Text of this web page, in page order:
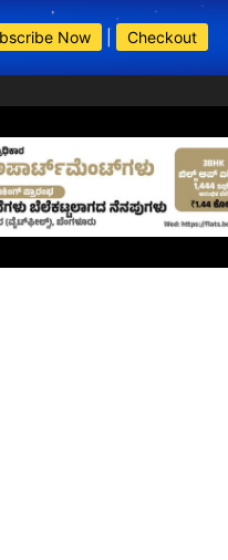
Now Checkout